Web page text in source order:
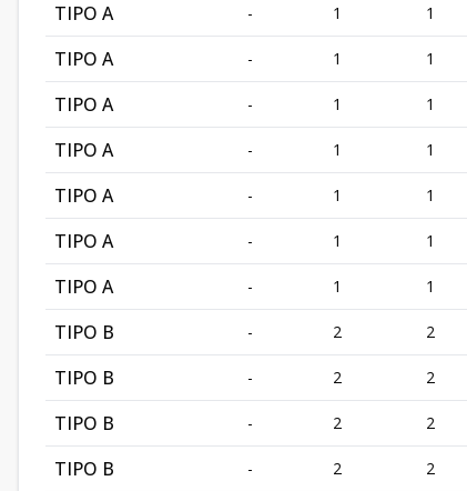
TIPO A - 1 1
TIPO A - 1 1
TIPO A - 1 1
TIPO A - 1 1
TIPO A - 1 1
TIPO A - 1 1
TIPO A - 1 1
TIPO B - 2 2
TIPO B - 2 2
TIPO B - 2 2
TIPO B - 2 2